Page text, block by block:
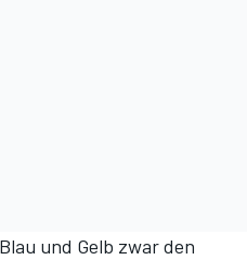
und Gelb zwar den